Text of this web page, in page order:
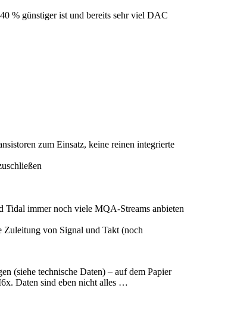
% günstiger ist und bereits sehr viel DAC
zum Einsatz, keine reinen integrierte
Tidal immer noch viele MQA-Streams anbieten
von Signal und Takt (noch
(siehe technische Daten) – auf dem Papier
Daten sind eben nicht alles …